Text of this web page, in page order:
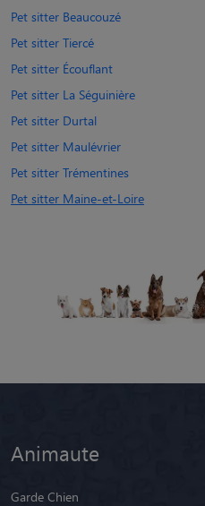
Pet sitter Beaucouzé
Pet sitter Tiercé
Pet sitter Écouflant
Pet sitter La Séguinière
Pet sitter Durtal
Pet sitter Maulévrier
Pet sitter Trémentines
Pet sitter Maine-et-Loire
Animaute
Garde Chien